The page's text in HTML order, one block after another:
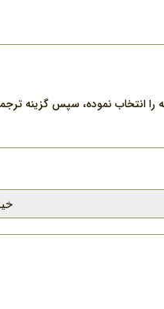
انتخاب نموده، سپس گزینه